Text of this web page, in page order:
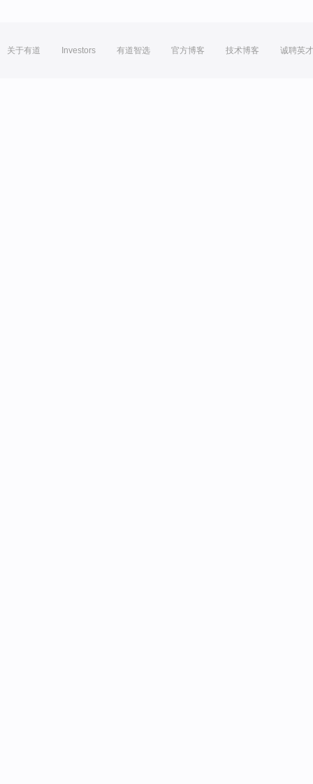
关于有道 Investors 有道智选 官方博客 技术博客 诚聘英才